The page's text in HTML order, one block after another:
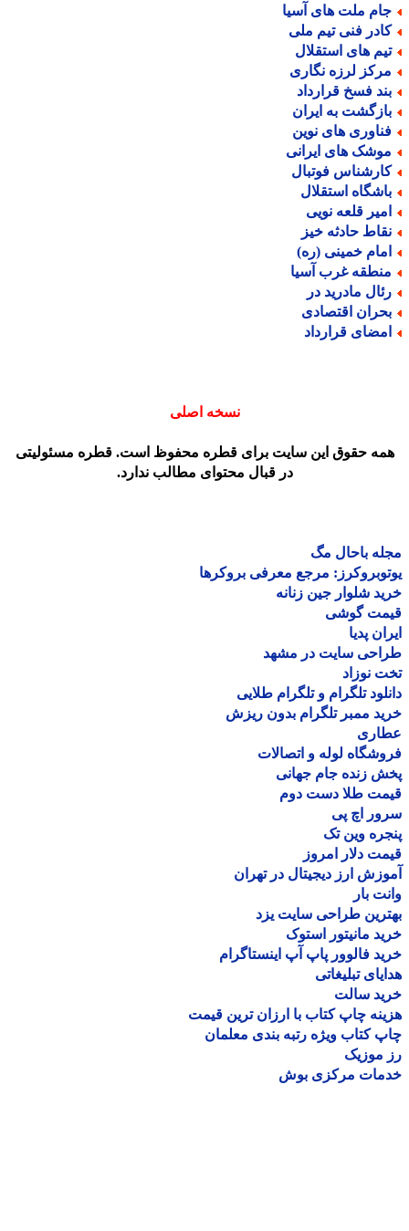
ملت های آسیا
فنی تیم ملی
های استقلال
لرزه نگاری
فسخ قرارداد
به ایران
های نوین
های ایرانی
فوتبال
استقلال
قلعه نویی
حادثه خیز
خمینی (ره)
غرب آسیا
مادرید در
اقتصادی
قرارداد
نسخه اصلی
حقوق این سایت برای قطره محفوظ است. قطره مسئولیتی
در قبال محتوای مطالب ندارد.
باحال مگ
مرجع معرفی بروکرها
شلوار جین زنانه
گوشی
پدیا
سایت در مشهد
نوزاد
تلگرام و تلگرام طلایی
ممبر تلگرام بدون ریزش
لوله و اتصالات
زنده جام جهانی
طلا دست دوم
اچ پی
وین تک
دلار امروز
ارز دیجیتال در تهران
بار
طراحی سایت یزد
مانیتور استوک
فالوور پاپ آپ اینستاگرام
تبلیغاتی
سالت
چاپ کتاب با ارزان ترین قیمت
کتاب ویژه رتبه بندی معلمان
موزیک
مرکزی بوش